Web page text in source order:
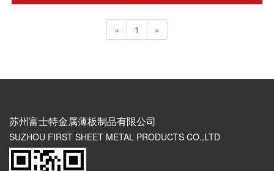
« 1 »
苏州富士特金属薄板制品有限公司
SUZHOU FIRST SHEET METAL PRODUCTS CO.,LTD